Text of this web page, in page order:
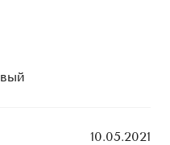
10.05.2021